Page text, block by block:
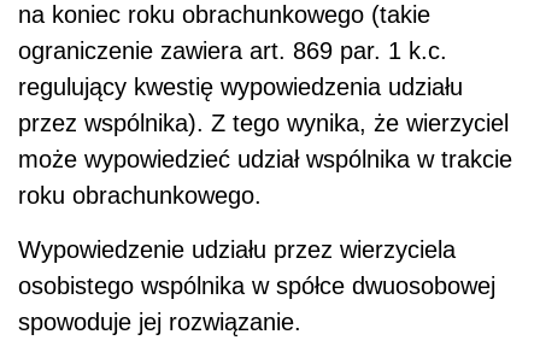
na koniec roku obrachunkowego (takie
ograniczenie zawiera art. 869 par. 1 k.c.
regulujący kwestię wypowiedzenia udziału
przez wspólnika). Z tego wynika, że wierzyciel
może wypowiedzieć udział wspólnika w trakcie
roku obrachunkowego.
Wypowiedzenie udziału przez wierzyciela
osobistego wspólnika w spółce dwuosobowej
spowoduje jej rozwiązanie.